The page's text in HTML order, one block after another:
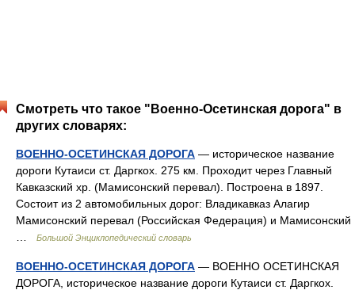
Смотреть что такое "Военно-Осетинская дорога" в
других словарях:
ВОЕННО-ОСЕТИНСКАЯ ДОРОГА — историческое название
дороги Кутаиси ст. Даргкох. 275 км. Проходит через Главный
Кавказский хр. (Мамисонский перевал). Построена в 1897.
Состоит из 2 автомобильных дорог: Владикавказ Алагир
Мамисонский перевал (Российская Федерация) и Мамисонский
Большой Энциклопедический словарь
ВОЕННО-ОСЕТИНСКАЯ ДОРОГА — ВОЕННО ОСЕТИНСКАЯ
ДОРОГА, историческое название дороги Кутаиси ст. Даргкох.